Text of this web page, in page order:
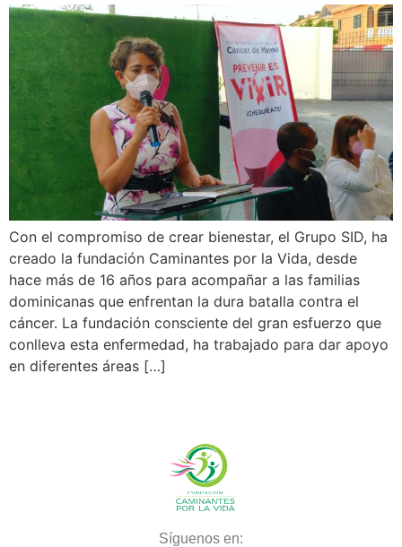
Con el compromiso de crear bienestar, el Grupo SID, ha
creado la fundación Caminantes por la Vida, desde
hace más de 16 años para acompañar a las familias
dominicanas que enfrentan la dura batalla contra el
cáncer. La fundación consciente del gran esfuerzo que
conlleva esta enfermedad, ha trabajado para dar apoyo
en diferentes áreas […]
Síguenos en: